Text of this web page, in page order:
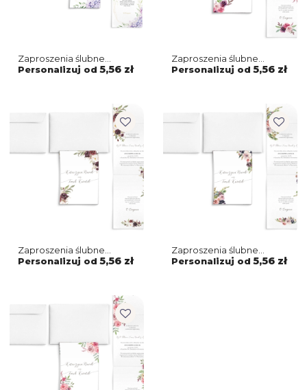
Zaproszenia ślubne
Harmonijka - Flowers &
Frame Motyw 1
Personalizuj od 5,56 zł
Zaproszenia ślubne
Harmonijka - PasteLove
Motyw 1
Personalizuj od 5,56 zł
Zaproszenia ślubne
Harmonijka - PasteLove
Motyw 3
Personalizuj od 5,56 zł
Zaproszenia ślubne
Harmonijka - PasteLove
Motyw 4
Personalizuj od 5,56 zł